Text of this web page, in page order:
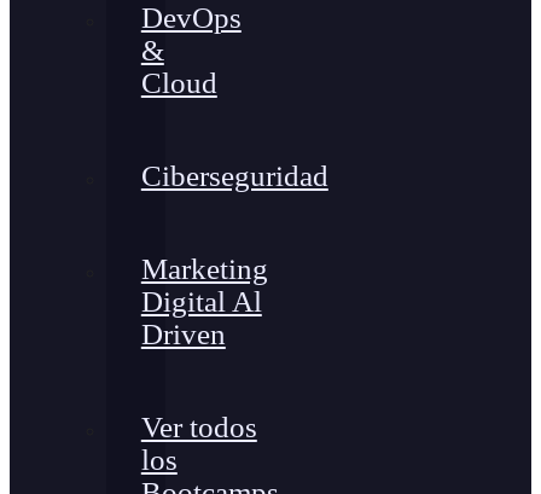
DevOps
&
Cloud
Ciberseguridad
Marketing
Digital Al
Driven
Ver todos
los